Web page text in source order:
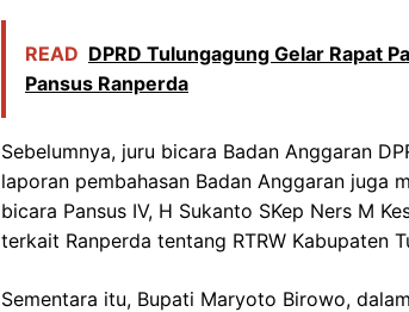
READ DPRD Tulungagung Gelar Rapat
Pansus Ranperda
Sebelumnya, juru bicara Badan Anggaran
laporan pembahasan Badan Anggaran juga
bicara Pansus IV, H Sukanto SKep Ners M
terkait Ranperda tentang RTRW Kabupaten
Sementara itu, Bupati Maryoto Birowo,